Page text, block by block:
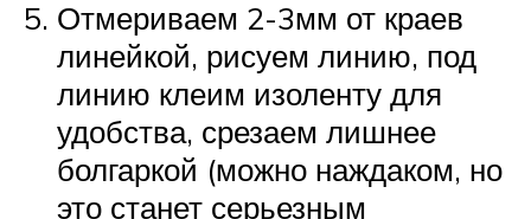
Отмериваем 2-3мм от краев
линейкой, рисуем линию, под
линию клеим изоленту для
удобства, срезаем лишнее
болгаркой (можно наждаком, но
это станет серьезным